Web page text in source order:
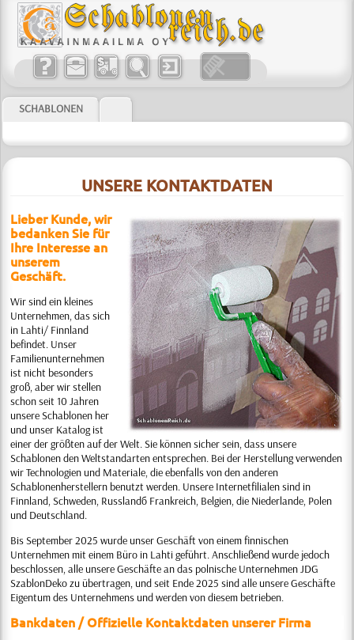
SCHABLONEN
UNSERE KONTAKTDATEN
Lieber Kunde, wir
bedanken Sie für
Ihre Interesse an
unserem
Geschäft.
Wir sind ein kleines
Unternehmen, das sich
in Lahti/ Finnland
befindet. Unser
Familienunternehmen
ist nicht besonders
groß, aber wir stellen
schon seit 10 Jahren
unsere Schablonen her
und unser Katalog ist
einer der größten auf der Welt. Sie können sicher sein, dass unsere
Schablonen den Weltstandarten entsprechen. Bei der Herstellung verwenden
wir Technologien und Materiale, die ebenfalls von den anderen
Schablonenherstellern benutzt werden. Unsere Internetfilialen sind in
Finnland, Schweden, Russlandб Frankreich, Belgien, die Niederlande, Polen
und Deutschland.
Bis September 2025 wurde unser Geschäft von einem finnischen
Unternehmen mit einem Büro in Lahti geführt. Anschließend wurde jedoch
beschlossen, alle unsere Geschäfte an das polnische Unternehmen JDG
SzablonDeko zu übertragen, und seit Ende 2025 sind alle unsere Geschäfte
Eigentum des Unternehmens und werden von diesem betrieben.
Bankdaten / Offizielle Kontaktdaten unserer Firma